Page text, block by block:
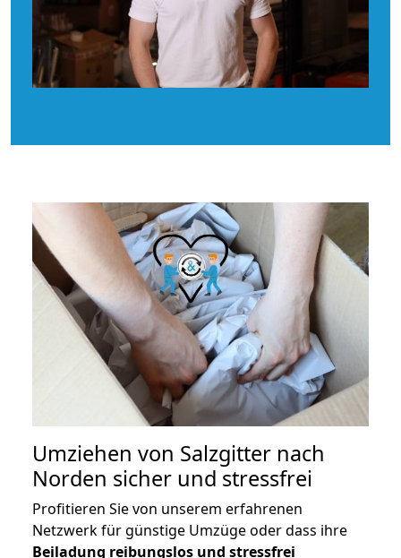
Umziehen von Salzgitter nach
Norden sicher und stressfrei
Profitieren Sie von unserem erfahrenen
Netzwerk für günstige Umzüge oder dass ihre
Beiladung reibungslos und stressfrei